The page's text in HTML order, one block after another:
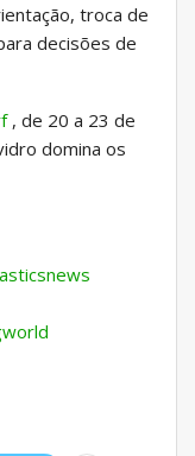
troca de
decisões de
, de 20 a 23 de
domina os